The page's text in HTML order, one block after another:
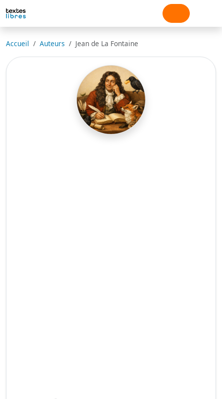
Accueil Auteurs Jean de La Fontaine